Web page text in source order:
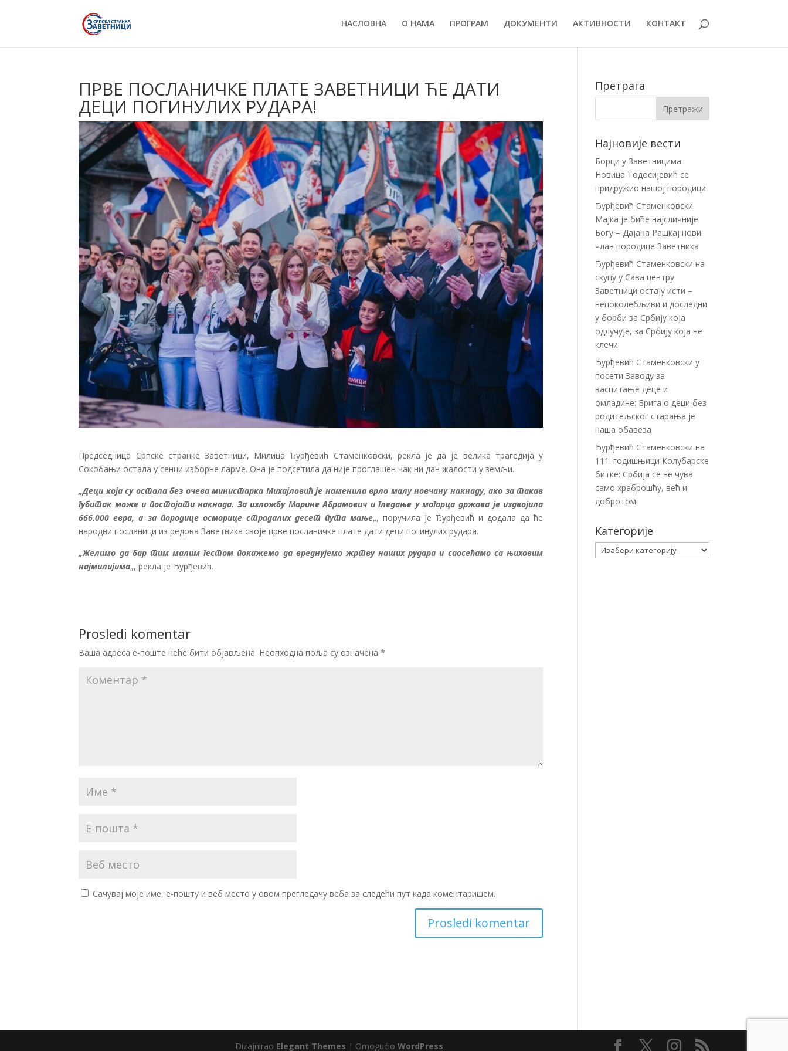
НАСЛОВНА О НАМА ПРОГРАМ ДОКУМЕНТИ АКТИВНОСТИ КОНТАКТ
ПРВЕ ПОСЛАНИЧКЕ ПЛАТЕ ЗАВЕТНИЦИ ЋЕ ДАТИ
ДЕЦИ ПОГИНУЛИХ РУДАРА!
Председница Српске странке Заветници, Милица Ђурђевић Стаменковски, рекла је да је велика трагедија у
Сокобањи остала у сенци изборне ларме. Она је подсетила да није проглашен чак ни дан жалости у земљи.
„Деци која су остала без очева министарка Михајловић је наменила врло малу новчану накнаду, ако за такав
губитак може и постојати накнада. За изложбу Марине Абрамович и гледање у магарца држава је издвојила
666.000 евра, а за породице осморице страдалих десет пута мање„, поручила је Ђурђевић и додала да ће
народни посланици из редова Заветника своје прве посланичке плате дати деци погинулих рудара.
„Желимо да бар тим малим гестом покажемо да вреднујемо жртву наших рудара и саосећамо са њиховим
најмилијима„, рекла је Ђурђевић.
Prosledi komentar
Ваша адреса е-поште неће бити објављена. Неопходна поља су означена*
Сачувај моје име, е-пошту и веб место у овом прегледачу веба за следећи пут када коментаришем.
Претрага
Најновије вести
Борци у Заветницима:
Новица Тодосијевић се
придружио нашој породици
Ђурђевић Стаменковски:
Мајка је биће најсличније
Богу – Дајана Рашкај нови
члан породице Заветника
Ђурђевић Стаменковски на
скупу у Сава центру:
Заветници остају исти –
непоколебљиви и доследни
у борби за Србију која
одлучује, за Србију која не
клечи
Ђурђевић Стаменковски у
посети Заводу за
васпитање деце и
омладине: Брига о деци без
родитељског старања је
наша обавеза
Ђурђевић Стаменковски на
111. годишњици Колубарске
битке: Србија се не чува
само храброшћу, већ и
добротом
Категорије
Категорије
Dizajnirao Elegant Themes | Omogućio WordPress